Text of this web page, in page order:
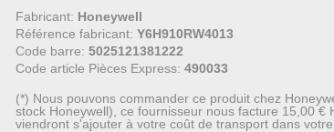
Fabricant: Honeywell
Référence fabricant: Y6H910RW4013
Code barre: 5025121381222
Code article Pièces Express: 490033
(*) Nous pouvons commander ce produit chez
stock Honeywell), ce fournisseur nous facture 15,00
viendront s'ajouter à votre coût de transport dans votre